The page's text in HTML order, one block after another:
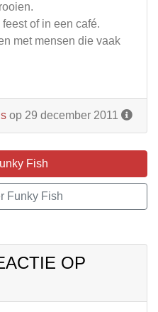
of in een café.
met mensen die vaak
op 29 december 2011
Fish
Funky Fish
OP